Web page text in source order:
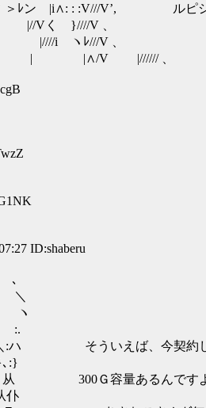
ン |i∧: : :V///V’, ルピシ
Vく }////V 、
i ヽﾚ///V 、
|∧/V |////// 、
ID:shaberu
いえば、今契約してる
:}
300Ｇ容量あるんですよ